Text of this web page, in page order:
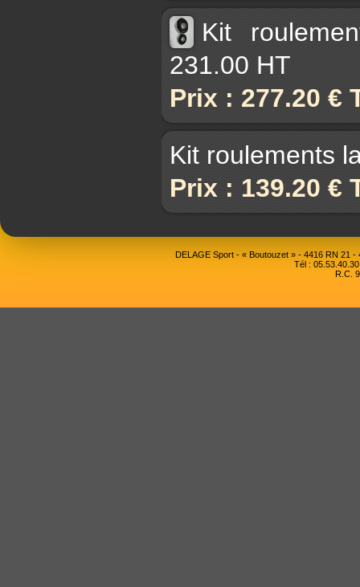
Kit
231.00 HT
Prix : 277.20 €
Kit roulements
Prix : 139.20 €
DELAGE Sport - « Boutouzet » - 4416 RN 21
Tél :
R.C.